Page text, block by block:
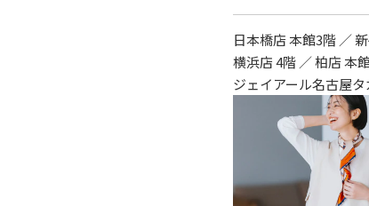
日本橋店 本館3階 ／
横浜店 4階 ／ 柏店 本
ジェイアール名古屋